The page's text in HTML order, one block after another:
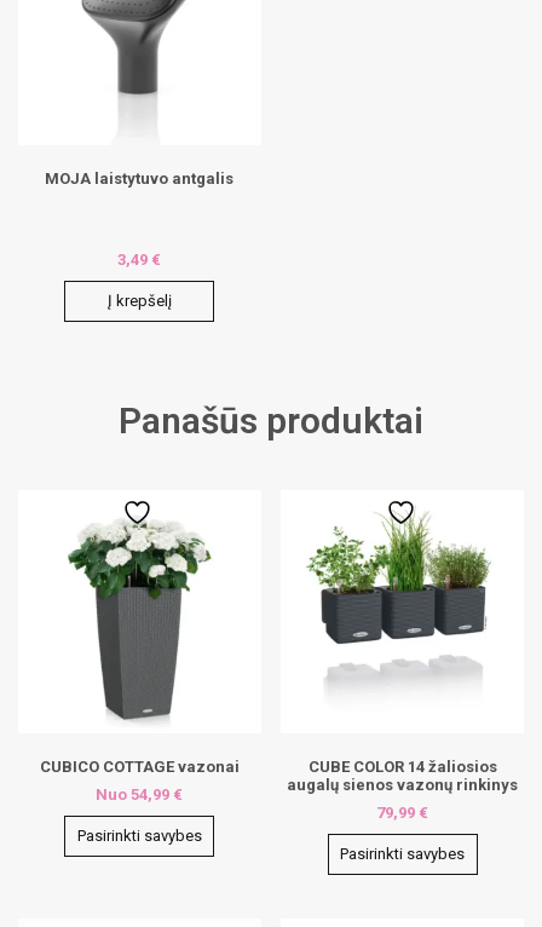
MOJA laistytuvo antgalis
3,49 €
Į krepšelį
Panašūs produktai
CUBICO COTTAGE vazonai
Nuo54,99 €
Pasirinkti savybes
CUBE COLOR 14 žaliosios
augalų sienos vazonų rinkinys
79,99 €
Pasirinkti savybes